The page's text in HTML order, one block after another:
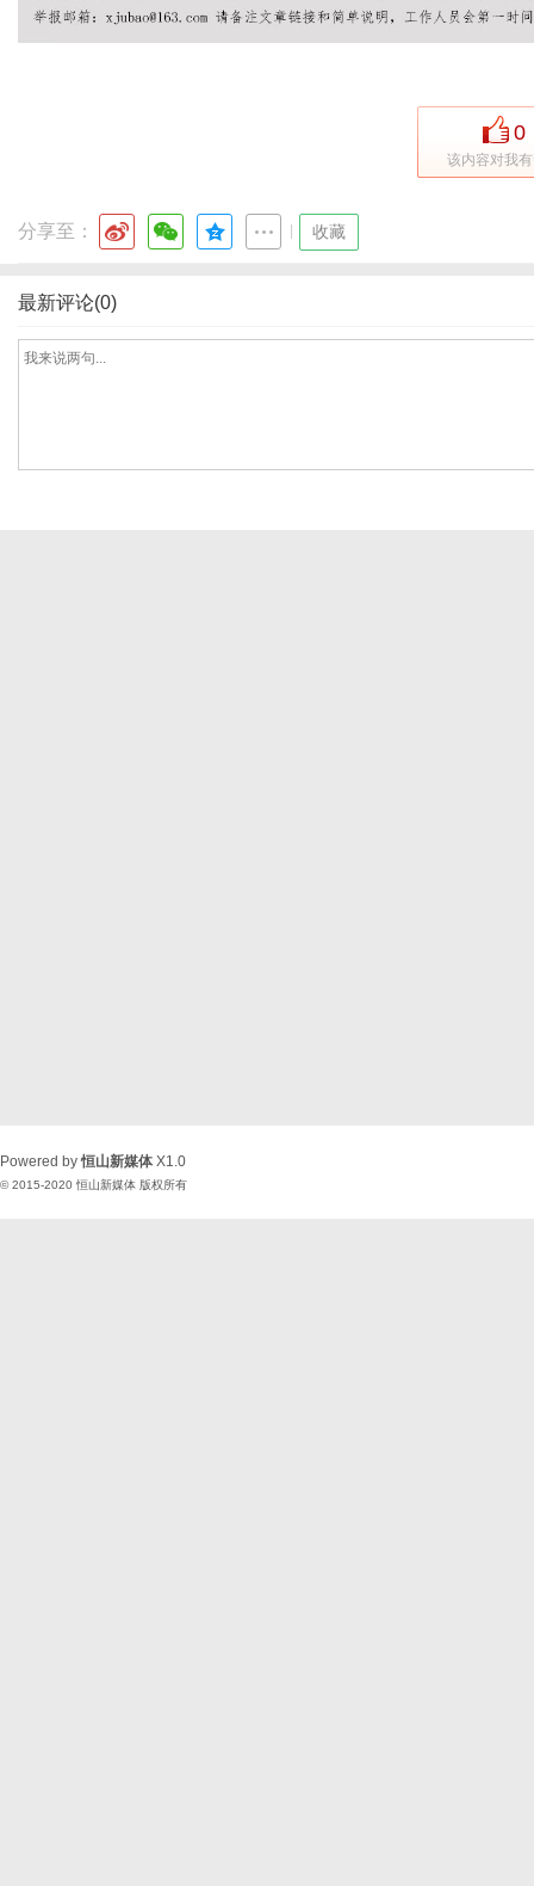
0
该内容对我
分享至： 收藏
最新评论(0)
Powered by恒山新媒体 X1.0
© 2015-2020 恒山新媒体 版权所有